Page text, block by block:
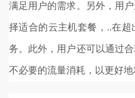
满足用户的需求。另外，用
择适合的云主机套餐，..在
务。此外，用户还可以通过
不必要的流量消耗，以更好地